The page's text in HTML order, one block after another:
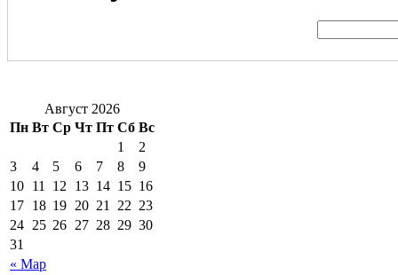
Август 2026
Пн Вт Ср Чт Пт Сб Вс
« Мар
1
2
3
4 5 6 7 8
9
10 11 12 13 14 15 16
17 18 19 20 21 22 23
24 25 26 27 28 29 30
31